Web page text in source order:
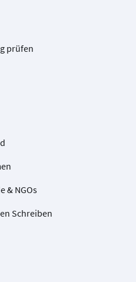
prüfen
& NGOs
Schreiben